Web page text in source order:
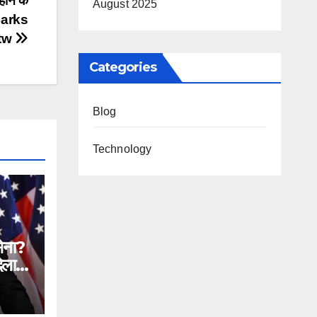
August 2025
Categories
Blog
Technology